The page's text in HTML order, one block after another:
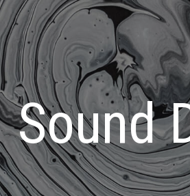
Sound